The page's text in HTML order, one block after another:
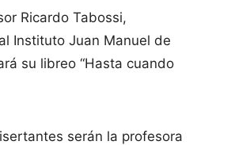
Ricardo Tabossi,
Instituto Juan Manuel de
su libreo “Hasta cuando
serán la profesora